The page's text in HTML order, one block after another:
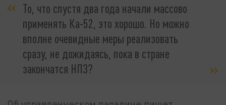
То, что спустя два года начали массово
применять Ка-52, это хорошо. Но можно
вполне очевидные меры реализовать
сразу, не дожидаясь, пока в стране
закончатся НПЗ?